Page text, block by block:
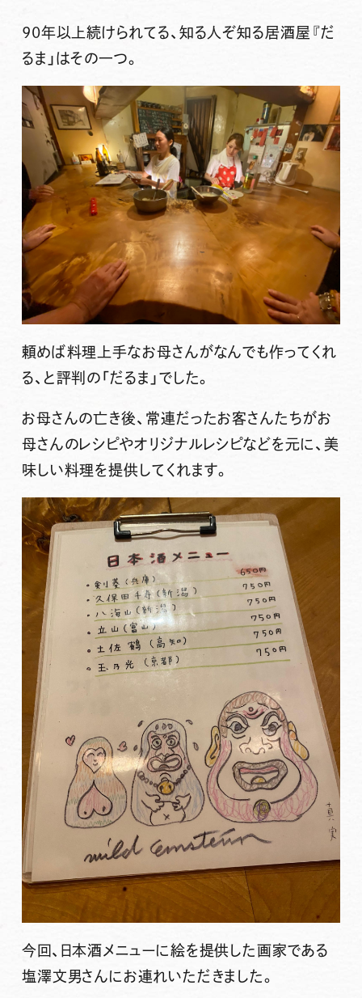
90年以上続けられてる、知る人ぞ知る居酒屋『だ
るま」はその一つ。
頼めば料理上手なお母さんがなんでも作ってくれ
る、と評判の「だるま」でした。
お母さんの亡き後、常連だったお客さんたちがお
母さんのレシピやオリジナルレシピなどを元に、美
味しい料理を提供してくれます。
今回、日本酒メニューに絵を提供した画家である
塩澤文男さんにお連れいただきました。